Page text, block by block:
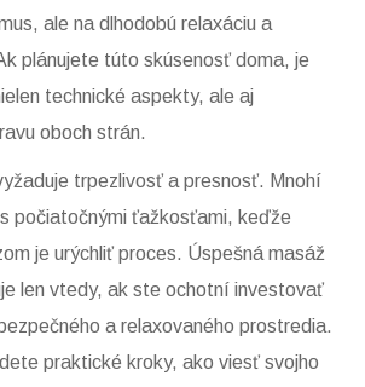
ale na dlhodobú relaxáciu a
plánujete túto skúsenosť doma, je
technické aspekty, ale aj
oboch strán.
trpezlivosť a presnosť. Mnohí
počiatočnými ťažkosťami, keďže
je urýchliť proces. Úspešná masáž
len vtedy, ak ste ochotní investovať
a relaxovaného prostredia.
praktické kroky, ako viesť svojho